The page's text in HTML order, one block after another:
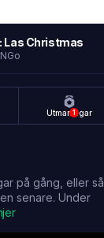
Las Christmas
1
Utmaningar
på gång, eller så
senare. Under